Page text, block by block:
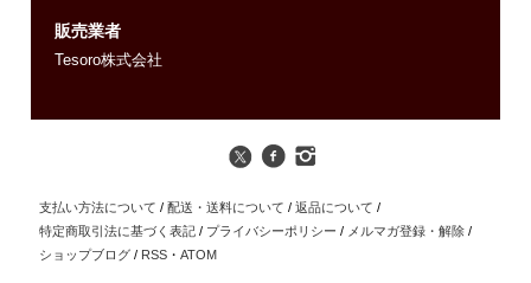
販売業者
Tesoro株式会社
支払い方法について / 配送・送料について / 返品について /
特定商取引法に基づく表記 / プライバシーポリシー / メルマガ登録・解除 /
ショップブログ / RSS ・ATOM